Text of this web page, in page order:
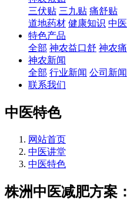
三伏贴 三九贴 痛舒贴
道地药材 健康知识 中
特色产品
全部 神农益口舒 神农
神农新闻
全部 行业新闻 公司新闻
联系我们
中医特色
网站首页
中医讲堂
中医特色
株洲中医减肥方案